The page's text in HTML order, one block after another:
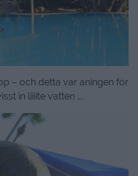
– och detta var aningen för
in liiiite vatten …..